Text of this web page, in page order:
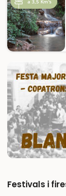
Festivals i